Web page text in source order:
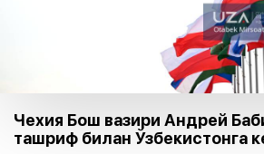
Чехия Бош вазири Андрей
ташриф билан Ўзбекистонга